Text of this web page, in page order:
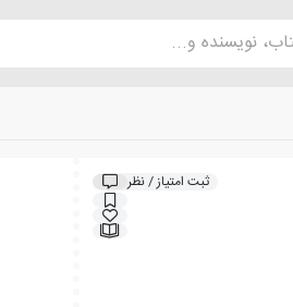
نویسنده و...
ثبت امتیاز / نظر